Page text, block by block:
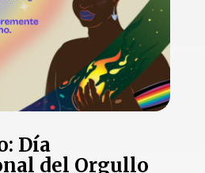
Día
del Orgullo